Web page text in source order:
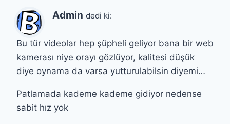
Admin dedi ki:
Bu tür videolar hep şüpheli geliyor bana bir web
kamerası niye orayı gözlüyor, kalitesi düşük
diye oynama da varsa yutturulabilsin diyemi…
Patlamada kademe kademe gidiyor nedense
sabit hız yok